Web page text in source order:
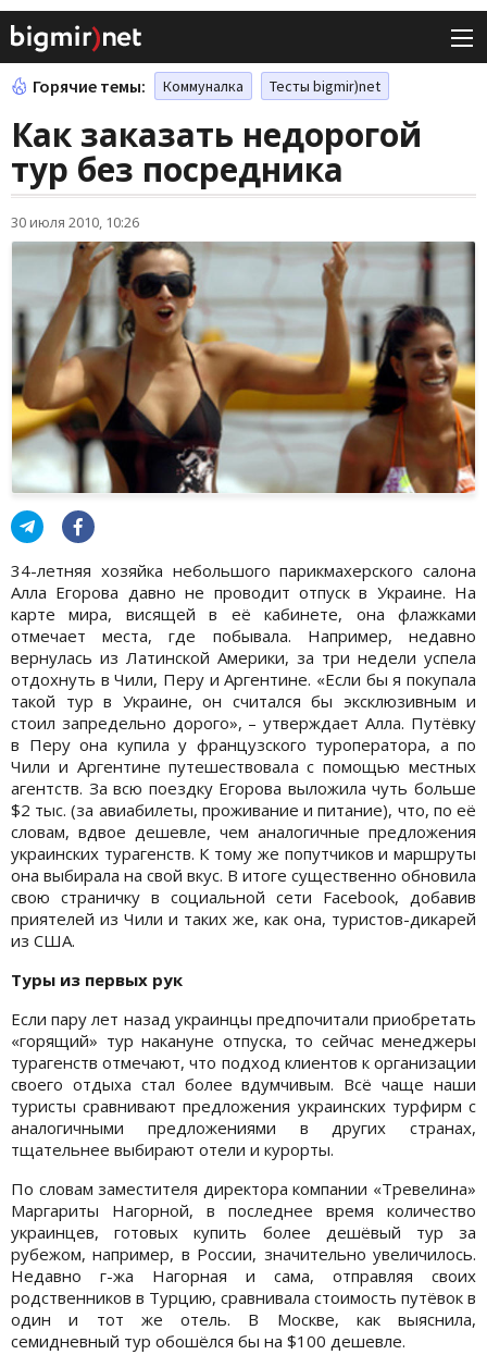
Горячие темы: Коммуналка Тесты bigmir)net
Как заказать недорогой
тур без посредника
30 июля 2010, 10:26
34-летняя хозяйка небольшого парикмахерского салона
Алла Егорова давно не проводит отпуск в Украине. На
карте мира, висящей в её кабинете, она флажками
отмечает места, где побывала. Например, недавно
вернулась из Латинской Америки, за три недели успела
отдохнуть в Чили, Перу и Аргентине. «Если бы я покупала
такой тур в Украине, он считался бы эксклюзивным и
стоил запредельно дорого», – утверждает Алла. Путёвку
в Перу она купила у французского туроператора, а по
Чили и Аргентине путешествовала с помощью местных
агентств. За всю поездку Егорова выложила чуть больше
$2 тыс. (за авиабилеты, проживание и питание), что, по её
словам, вдвое дешевле, чем аналогичные предложения
украинских турагенств. К тому же попутчиков и маршруты
она выбирала на свой вкус. В итоге существенно обновила
свою страничку в социальной сети Facebook, добавив
приятелей из Чили и таких же, как она, туристов-дикарей
из США.
Туры из первых рук
Если пару лет назад украинцы предпочитали приобретать
«горящий» тур накануне отпуска, то сейчас менеджеры
турагенств отмечают, что подход клиентов к организации
своего отдыха стал более вдумчивым. Всё чаще наши
туристы сравнивают предложения украинских турфирм с
аналогичными предложениями в других странах,
тщательнее выбирают отели и курорты.
По словам заместителя директора компании «Тревелина»
Маргариты Нагорной, в последнее время количество
украинцев, готовых купить более дешёвый тур за
рубежом, например, в России, значительно увеличилось.
Недавно г-жа Нагорная и сама, отправляя своих
родственников в Турцию, сравнивала стоимость путёвок в
один и тот же отель. В Москве, как выяснила,
семидневный тур обошёлся бы на $100 дешевле.